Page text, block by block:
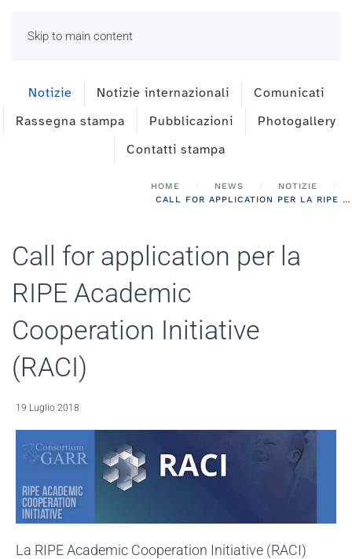
Skip to main content
Notizie Notizie internazionali
Comunicati
Rassegna stampa
Pubblicazioni
Photogallery
Contatti stampa
HOME NEWS
NOTIZIE
CALL FOR APPLICATION PER LA RIPE ACADEMIC COOPERATION INITIATIVE (RACI)
Call for application per la
RIPE Academic
Cooperation Initiative
(RACI)
19 Luglio 2018
La RIPE Academic Cooperation Initiative (RACI)